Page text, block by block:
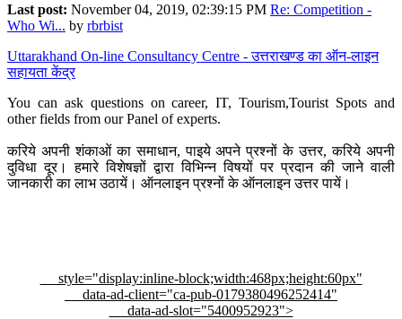
Last post: November 04, 2019, 02:39:15 PM Re: Competition -
Who Wi... by rbrbist
Uttarakhand On-line Consultancy Centre - उत्तराखण्ड का ऑन-लाइन
सहायता केंद्र
You can ask questions on career, IT, Tourism,Tourist Spots and
other fields from our Panel of experts.
करिये अपनी शंकाओं का समाधान, पाइये अपने प्रश्नों के उत्तर, करिये अपनी
दुविधा दूर। हमारे विशेषज्ञों द्वारा विभिन्न विषयों पर प्रदान की जाने वाली
जानकारी का लाभ उठायें। ऑनलाइन प्रश्नों के ऑनलाइन उत्तर पायें।
style="display:inline-block;width:468px;height:60px"
data-ad-client="ca-pub-0179380496252414"
data-ad-slot="5400952923">